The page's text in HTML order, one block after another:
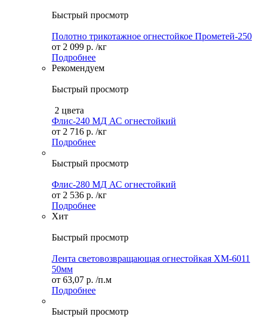
Быстрый просмотр
Полотно трикотажное огнестойкое Прометей-250
от 2 099 р. /кг
Подробнее
Рекомендуем
Быстрый просмотр
2 цвета
Флис-240 МД АС огнестойкий
от 2 716 р. /кг
Подробнее
Быстрый просмотр
Флис-280 МД АС огнестойкий
от 2 536 р. /кг
Подробнее
Хит
Быстрый просмотр
Лента световозвращающая огнестойкая XM-6011
50мм
от 63,07 р. /п.м
Подробнее
Быстрый просмотр